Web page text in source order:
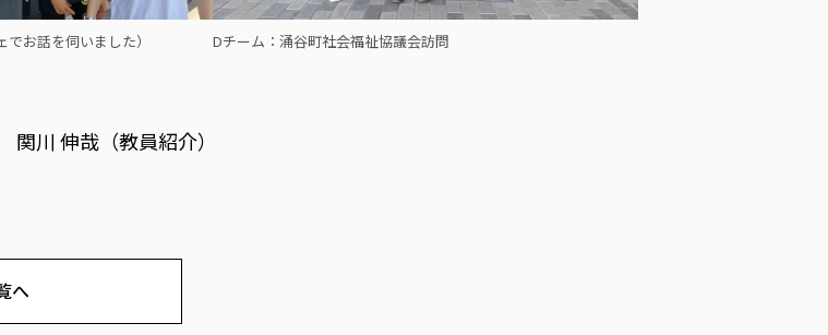
お話を伺いました） Dチーム：涌谷町社会福祉協議会訪問
関川 伸哉（教員紹介）
へ